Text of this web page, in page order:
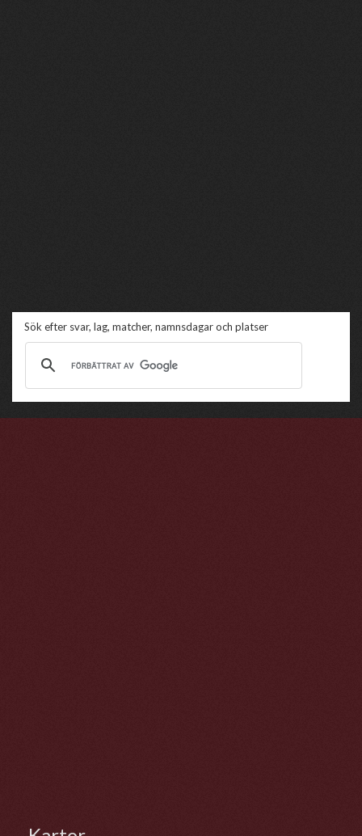
Sök efter svar, lag, matcher, namnsdagar och platser